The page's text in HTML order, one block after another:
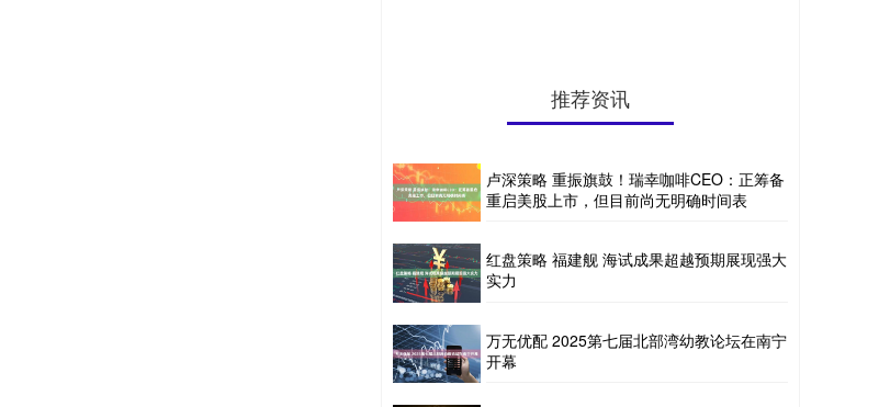
推荐资讯
卢深策略 重振旗鼓！瑞幸咖啡CEO：正筹备
重启美股上市，但目前尚无明确时间表
红盘策略 福建舰 海试成果超越预期展现强大
实力
万无优配 2025第七届北部湾幼教论坛在南宁
开幕